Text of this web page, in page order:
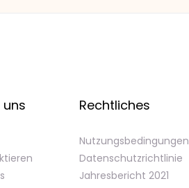
uns Rechtliches
Nutzungsbedingungen
Datenschutzrichtlinie
Jahresbericht 2021